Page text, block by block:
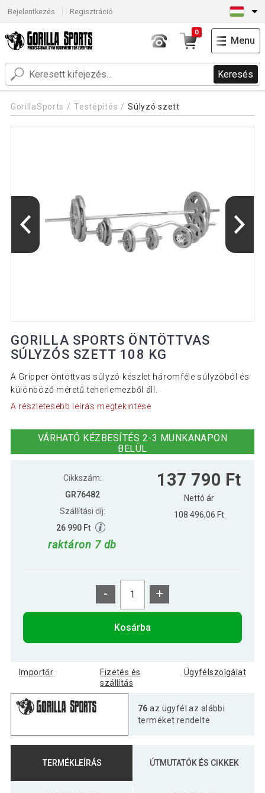
Bejelentkezés Regisztráció
Keresés
0
Menu
GorillaSports Testépítés Súlyzó szett
GORILLA SPORTS ÖNTÖTTVAS
SÚLYZÓS SZETT 108 KG
A Gripper öntöttvas súlyzó készlet háromféle súlyzóból és
különböző méretű teherlemezből áll.
A részletesebb leírás megtekintése
VÁRHATÓ KÉZBESÍTÉS 2-3 MUNKANAPON
BELÜL
Cikkszám:
GR76482
Szállítási díj:
26 990 Ft
raktáron 7 db
137 790 Ft
Nettó ár
108 496,06 Ft
- +
Kosárba
Importőr
Fizetés és
szállítás
Ügyfélszolgálat
76 az ügyfél az alábbi
terméket rendelte
TERMÉKLEÍRÁS ÚTMUTATÓK ÉS CIKKEK